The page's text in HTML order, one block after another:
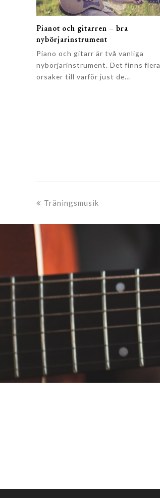
Pianot och gitarren – bra
nybörjarinstrument
Piano och gitarr är två vanliga
nybörjarinstrument. Det finns flera
orsaker till varför just de…
previous
Träningsmusik